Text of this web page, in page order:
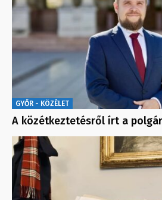
GYŐR - KÖZÉLET
A közétkeztetésről írt a